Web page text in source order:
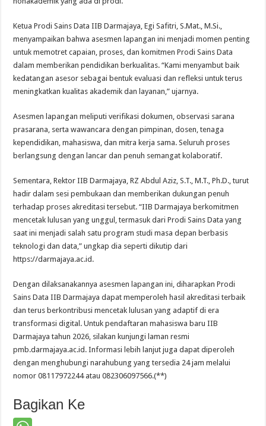
Ketua Prodi Sains Data IIB Darmajaya, Egi Safitri, S.Mat., M.Si.,
menyampaikan bahwa asesmen lapangan ini menjadi momen penting
untuk memotret capaian, proses, dan komitmen Prodi Sains Data
dalam memberikan pendidikan berkualitas. “Kami menyambut baik
kedatangan asesor sebagai bentuk evaluasi dan refleksi untuk terus
meningkatkan kualitas akademik dan layanan,” ujarnya.
Asesmen lapangan meliputi verifikasi dokumen, observasi sarana
prasarana, serta wawancara dengan pimpinan, dosen, tenaga
kependidikan, mahasiswa, dan mitra kerja sama. Seluruh proses
berlangsung dengan lancar dan penuh semangat kolaboratif.
Sementara, Rektor IIB Darmajaya, RZ Abdul Aziz, S.T., M.T., Ph.D., turut
hadir dalam sesi pembukaan dan memberikan dukungan penuh
terhadap proses akreditasi tersebut. “IIB Darmajaya berkomitmen
mencetak lulusan yang unggul, termasuk dari Prodi Sains Data yang
saat ini menjadi salah satu program studi masa depan berbasis
teknologi dan data,” ungkap dia seperti dikutip dari
https://darmajaya.ac.id.
Dengan dilaksanakannya asesmen lapangan ini, diharapkan Prodi
Sains Data IIB Darmajaya dapat memperoleh hasil akreditasi terbaik
dan terus berkontribusi mencetak lulusan yang adaptif di era
transformasi digital. Untuk pendaftaran mahasiswa baru IIB
Darmajaya tahun 2026, silakan kunjungi laman resmi
pmb.darmajaya.ac.id. Informasi lebih lanjut juga dapat diperoleh
dengan menghubungi narahubung yang tersedia 24 jam melalui
nomor 08117972244 atau 082306097566.(**)
Bagikan Ke